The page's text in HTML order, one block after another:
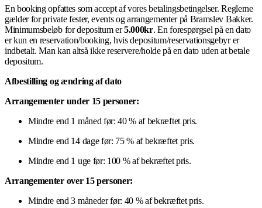
En booking opfattes som accept af vores betalingsbetingelser. Reglerne
gælder for private fester, events og arrangementer på Bramslev Bakker.
Minimumsbeløb for depositum er5.000kr. En forespørgsel på en dato
er kun en reservation/booking, hvis depositum/reservationsgebyr er
indbetalt. Man kan altså ikke reservere/holde på en dato uden at betale
depositum.
Afbestilling og ændring af dato
Arrangementer under 15 personer:
Mindre end 1 måned før: 40 % af bekræftet pris.
Mindre end 14 dage før: 75 % af bekræftet pris.
Mindre end 1 uge før: 100 % af bekræftet pris.
Arrangementer over 15 personer:
Mindre end 3 måneder før: 40 % af bekræftet pris.